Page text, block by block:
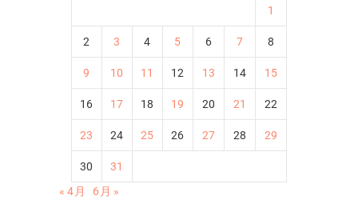
1
2 3 4 5 6 7 8
9 10 11 12 13 14 15
16 17 18 19 20 21 22
23 24 25 26 27 28 29
30
31
« 4月
6月 »